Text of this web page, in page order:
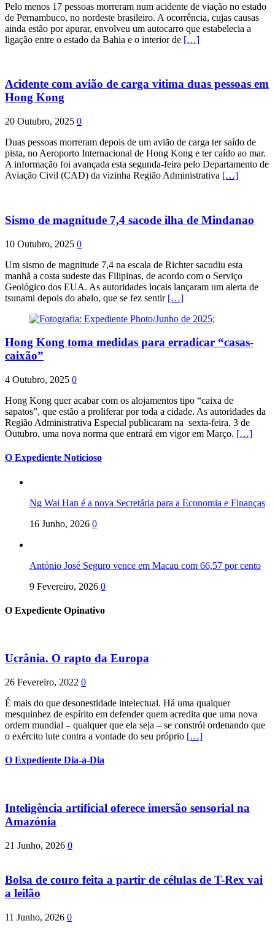
Pelo menos 17 pessoas morreram num acidente de viação no estado
de Pernambuco, no nordeste brasileiro. A ocorrência, cujas causas
ainda estão por apurar, envolveu um autocarro que estabelecia a
ligação entre o estado da Bahia e o interior de […]
Acidente com avião de carga vitima duas pessoas em
Hong Kong
20 Outubro, 2025 0
Duas pessoas morreram depois de um avião de carga ter saído de
pista, no Aeroporto Internacional de Hong Kong e ter caído ao mar.
A informação foi avançada esta segunda-feira pelo Departamento de
Aviação Civil (CAD) da vizinha Região Administrativa […]
Sismo de magnitude 7,4 sacode ilha de Mindanao
10 Outubro, 2025 0
Um sismo de magnitude 7,4 na escala de Richter sacudiu esta
manhã a costa sudeste das Filipinas, de acordo com o Serviço
Geológico dos EUA. As autoridades locais lançaram um alerta de
tsunami depois do abalo, que se fez sentir […]
Hong Kong toma medidas para erradicar “casas-
caixão”
4 Outubro, 2025 0
Hong Kong quer acabar com os alojamentos tipo “caixa de
sapatos”, que estão a proliferar por toda a cidade. As autoridades da
Região Administrativa Especial publicaram na sexta-feira, 3 de
Outubro, uma nova norma que entrará em vigor em Março. […]
O Expediente Noticioso
Ng Wai Han é a nova Secretária para a Economia e Finanças
16 Junho, 2026 0
António José Seguro vence em Macau com 66,57 por cento
9 Fevereiro, 2026 0
O Expediente Opinativo
Ucrânia. O rapto da Europa
26 Fevereiro, 2022 0
É mais do que desonestidade intelectual. Há uma qualquer
mesquinhez de espírito em defender quem acredita que uma nova
ordem mundial – qualquer que ela seja – se constrói ordenando que
o exército lute contra a vontade do seu próprio […]
O Expediente Dia-a-Dia
Inteligência artificial oferece imersão sensorial na
Amazónia
21 Junho, 2026 0
Bolsa de couro feita a partir de células de T-Rex vai
a leilão
11 Junho, 2026 0